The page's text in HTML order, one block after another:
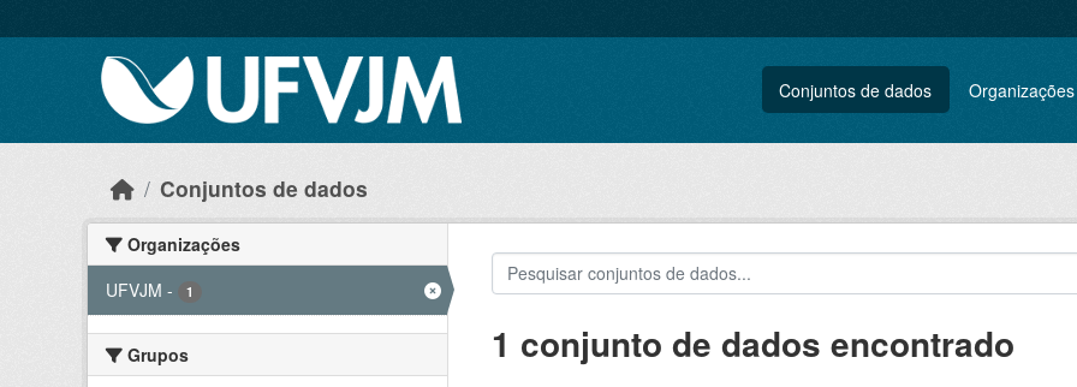
Conjuntos de dados Organizações
Conjuntos de dados
Organizações
UFVJM - 1
Grupos
1 conjunto de dados encontrado